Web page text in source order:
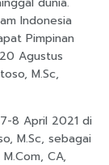
Indonesia
Pimpinan
Agustus
M.Sc,
8 April 2021 di
M.Sc, sebagai
CA,